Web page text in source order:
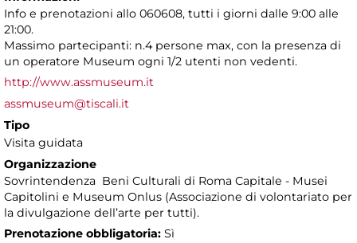
Info e prenotazioni allo 060608, tutti i giorni dalle 9:00 alle
21:00.
Massimo partecipanti: n.4 persone max, con la presenza di
un operatore Museum ogni 1/2 utenti non vedenti.
http://www.assmuseum.it
assmuseum@tiscali.it
Tipo
Visita guidata
Organizzazione
Sovrintendenza Beni Culturali di Roma Capitale - Musei
Capitolini e Museum Onlus (Associazione di volontariato per
la divulgazione dell’arte per tutti).
Prenotazione obbligatoria: Sì